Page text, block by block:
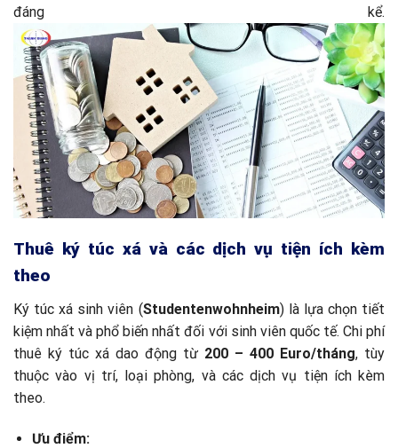
đáng kể.
Thuê ký túc xá và các dịch vụ tiện ích kèm
theo
Ký túc xá sinh viên (Studentenwohnheim) là lựa chọn tiết
kiệm nhất và phổ biến nhất đối với sinh viên quốc tế. Chi phí
thuê ký túc xá dao động từ 200 – 400 Euro/tháng, tùy
thuộc vào vị trí, loại phòng, và các dịch vụ tiện ích kèm
theo.
Ưu điểm: